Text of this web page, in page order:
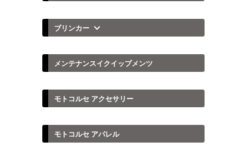
ブリンカー
メンテナンスイクイップメンツ
モトコルセ アクセサリー
モトコルセ アパレル